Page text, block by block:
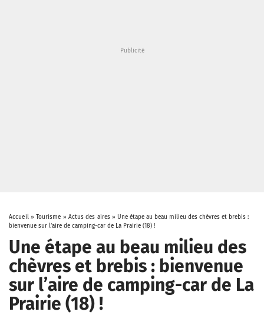
Accueil» Tourisme » Actus des aires » Une étape au beau milieu des chèvres et brebis :
bienvenue sur l’aire de camping-car de La Prairie (18) !
Une étape au beau milieu des
chèvres et brebis : bienvenue
sur l’aire de camping-car de La
Prairie (18) !